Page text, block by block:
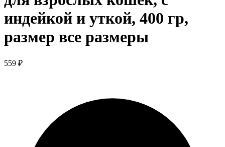
индейкой и уткой, 400 гр,
размер все размеры
559 ₽